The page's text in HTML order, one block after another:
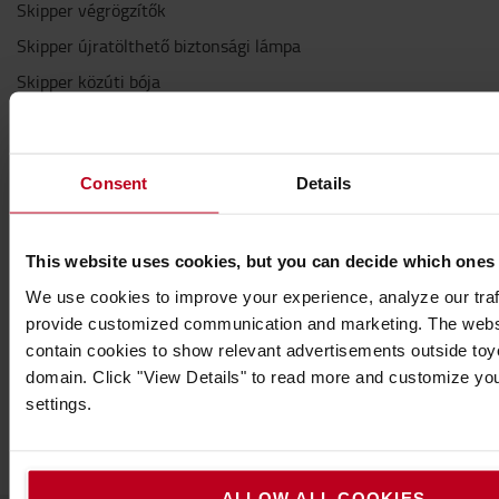
Consent Details
This website uses cookies, but you can decide which ones
We use cookies to improve your experience, analyze our
provide customized communication and marketing. The
contain cookies to show relevant advertisements outside
domain. Click "View Details" to read more and customize
settings.
Skipper végrögzítők
Skipper újratölthető biztonsági lámpa
Skipper közúti bója
Skipper zsinóros tartó
Skipper tapadókorongos tartó/végrögzítő
Specifikáció
Tömeg :205 g
Magasság:10,3 cm
Szélesség